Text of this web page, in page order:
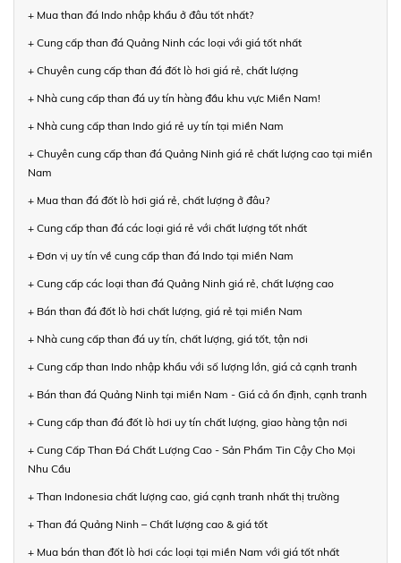
+ Mua than đá Indo nhập khẩu ở đâu tốt nhất?
+ Cung cấp than đá Quảng Ninh các loại với giá tốt nhất
+ Chuyên cung cấp than đá đốt lò hơi giá rẻ, chất lượng
+ Nhà cung cấp than đá uy tín hàng đầu khu vực Miền Nam!
+ Nhà cung cấp than Indo giá rẻ uy tín tại miền Nam
+ Chuyên cung cấp than đá Quảng Ninh giá rẻ chất lượng cao tại miền
Nam
+ Mua than đá đốt lò hơi giá rẻ, chất lượng ở đâu?
+ Cung cấp than đá các loại giá rẻ với chất lượng tốt nhất
+ Đơn vị uy tín về cung cấp than đá Indo tại miền Nam
+ Cung cấp các loại than đá Quảng Ninh giá rẻ, chất lượng cao
+ Bán than đá đốt lò hơi chất lượng, giá rẻ tại miền Nam
+ Nhà cung cấp than đá uy tín, chất lượng, giá tốt, tận nơi
+ Cung cấp than Indo nhập khẩu với số lượng lớn, giá cả cạnh tranh
+ Bán than đá Quảng Ninh tại miền Nam - Giá cả ổn định, cạnh tranh
+ Cung cấp than đá đốt lò hơi uy tín chất lượng, giao hàng tận nơi
+ Cung Cấp Than Đá Chất Lượng Cao - Sản Phẩm Tin Cậy Cho Mọi
Nhu Cầu
+ Than Indonesia chất lượng cao, giá cạnh tranh nhất thị trường
+ Than đá Quảng Ninh – Chất lượng cao & giá tốt
+ Mua bán than đốt lò hơi các loại tại miền Nam với giá tốt nhất